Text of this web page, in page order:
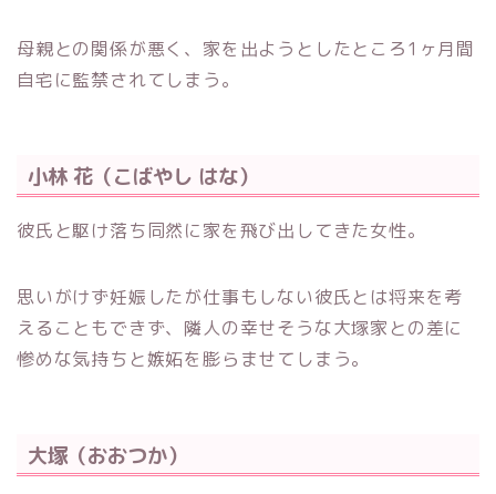
母親との関係が悪く、家を出ようとしたところ1ヶ月間
自宅に監禁されてしまう。
小林 花（こばやし はな）
彼氏と駆け落ち同然に家を飛び出してきた女性。
思いがけず妊娠したが仕事もしない彼氏とは将来を考
えることもできず、隣人の幸せそうな大塚家との差に
惨めな気持ちと嫉妬を膨らませてしまう。
大塚（おおつか）